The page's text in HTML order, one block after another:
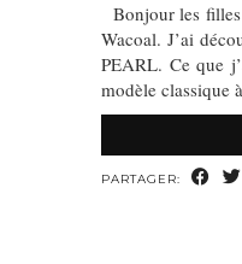
Bonjour les
Wacoal. J’ai
PEARL. Ce que
modèle classique
PARTAGER: